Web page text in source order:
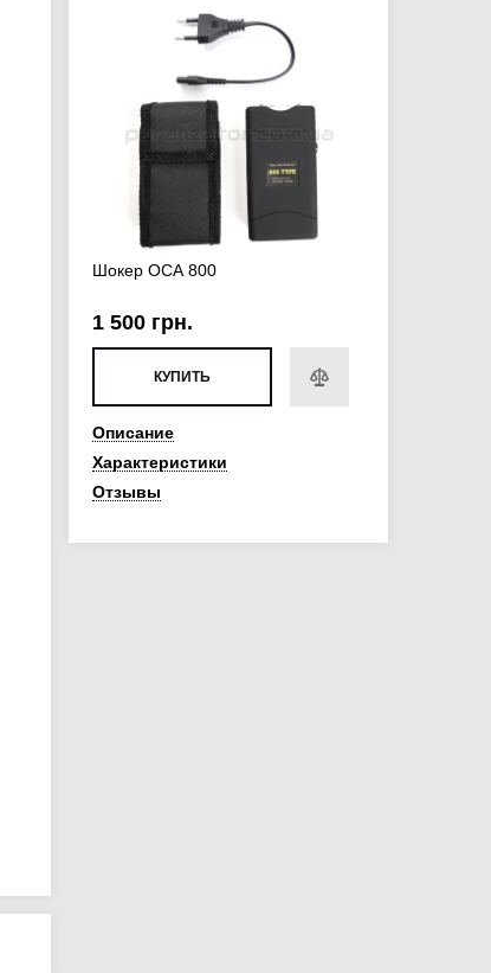
Шокер ОСА 800
1 500 грн.
КУПИТЬ
Описание
Характеристики
Отзывы